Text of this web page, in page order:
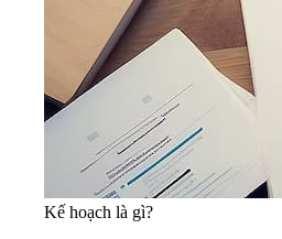
Kế hoạch là gì?